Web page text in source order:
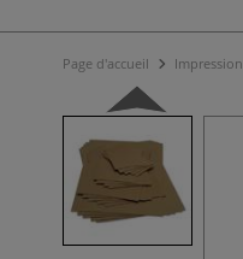
Page d'accueil Impression